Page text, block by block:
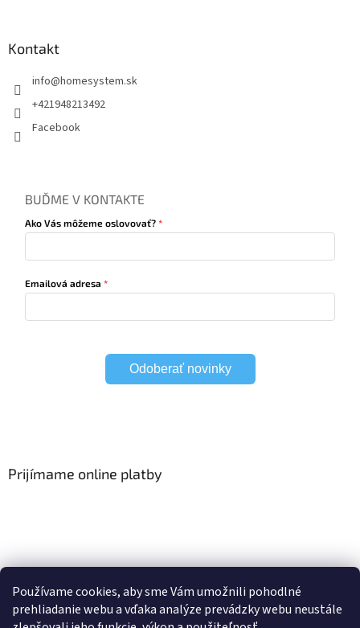
Používame cookies, aby sme Vám umožnili pohodlné
prehliadanie webu a vďaka analýze prevádzky webu neustále
Kontakt
info@homesystem.sk
+421948213492
Facebook
BUĎME V KONTAKTE
Ako Vás môžeme oslovovať?
Emailová adresa
Odoberať novinky
Prijímame online platby